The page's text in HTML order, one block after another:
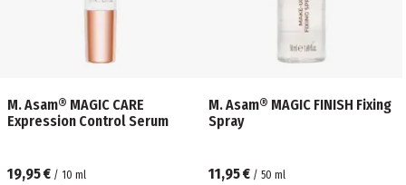
M. Asam® MAGIC CARE
Expression Control Serum
19,95 € / 10 ml
M. Asam® MAGIC FINISH Fixing
Spray
11,95 € / 50 ml